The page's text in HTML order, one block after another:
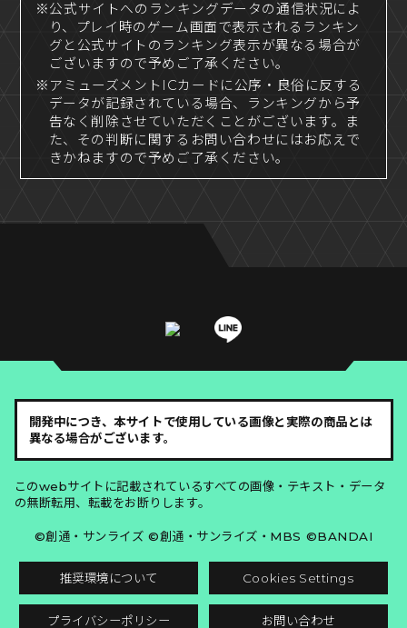
※公式サイトへのランキングデータの通信状況によ
り、プレイ時のゲーム画面で表示されるランキン
グと公式サイトのランキング表示が異なる場合が
ございますので予めご了承ください。
※アミューズメントICカードに公序・良俗に反する
データが記録されている場合、ランキングから予
告なく削除させていただくことがございます。ま
た、その判断に関するお問い合わせにはお応えで
きかねますので予めご了承ください。
開発中につき、本サイトで使用している画像と実際の商品とは
異なる場合がございます。
このwebサイトに記載されているすべての画像・テキスト・データ
の無断転用、転載をお断りします。
©創通・サンライズ ©創通・サンライズ・MBS ©BANDAI
推奨環境について Cookies Settings
プライバシーポリシー お問い合わせ